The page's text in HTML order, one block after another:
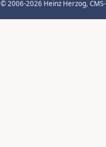
© 2006-2026 Heinz Herzog,